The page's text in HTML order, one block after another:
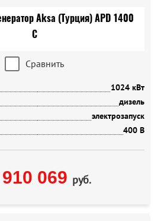
Сравнить
1024 кВт
дизель
электрозапуск
400 В
069 руб.